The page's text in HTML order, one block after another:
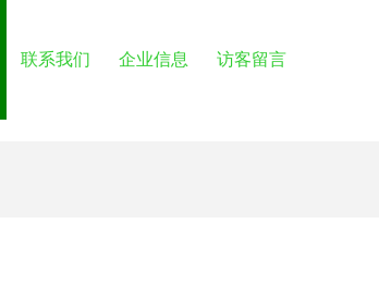
联系我们 企业信息 访客留言